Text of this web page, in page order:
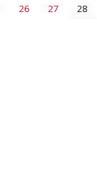
26 27 28